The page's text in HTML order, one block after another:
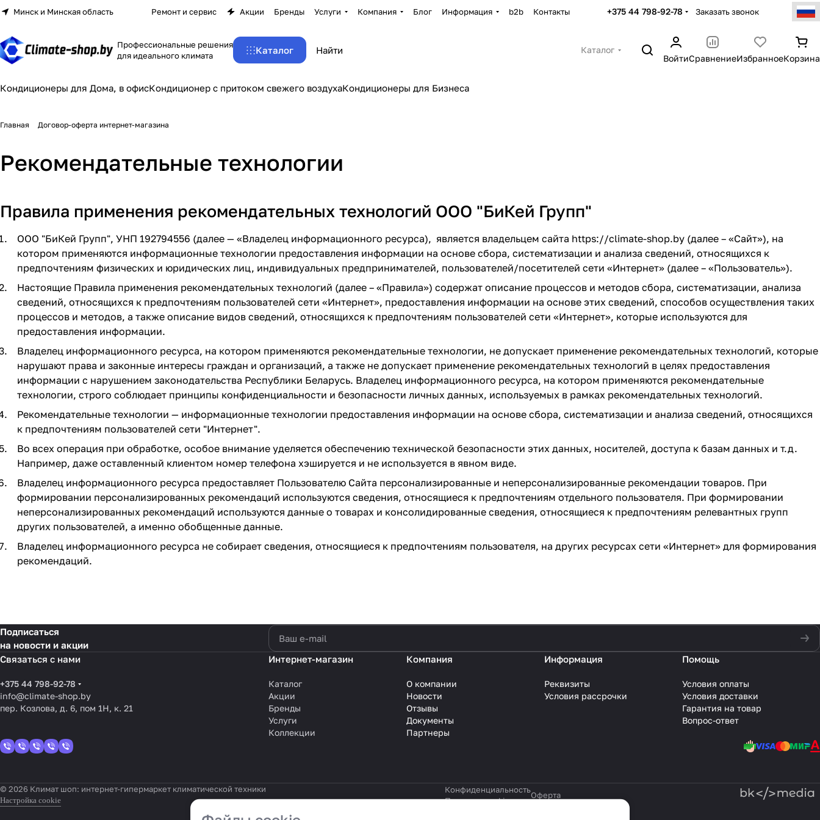
Минск и Минская область Ремонт и сервис Акции Бренды Услуги Компания Блог Информация b2b Контакты +375 44 798-92-78 Заказать звонок
Профессиональные решения
для идеального климата
Каталог
Каталог
ВойтиСравнениеИзбранноеКорзина
Кондиционеры для Дома, в офисКондиционер с притоком свежего воздухаКондиционеры для Бизнеса
Главная Договор-оферта интернет-магазина
Рекомендательные технологии
Правила применения рекомендательных технологий ООО "БиКей Групп"
ООО "БиКей Групп", УНП 192794556 (далее — «Владелец информационного ресурса), является владельцем сайта https://climate-shop.by (далее – «Сайт»), на
котором применяются информационные технологии предоставления информации на основе сбора, систематизации и анализа сведений, относящихся к
предпочтениям физических и юридических лиц, индивидуальных предпринимателей, пользователей/посетителей сети «Интернет» (далее – «Пользователь»).
Настоящие Правила применения рекомендательных технологий (далее – «Правила») содержат описание процессов и методов сбора, систематизации, анализа
сведений, относящихся к предпочтениям пользователей сети «Интернет», предоставления информации на основе этих сведений, способов осуществления таких
процессов и методов, а также описание видов сведений, относящихся к предпочтениям пользователей сети «Интернет», которые используются для
предоставления информации.
Владелец информационного ресурса, на котором применяются рекомендательные технологии, не допускает применение рекомендательных технологий, которые
нарушают права и законные интересы граждан и организаций, а также не допускает применение рекомендательных технологий в целях предоставления
информации с нарушением законодательства Республики Беларусь. Владелец информационного ресурса, на котором применяются рекомендательные
технологии, строго соблюдает принципы конфиденциальности и безопасности личных данных, используемых в рамках рекомендательных технологий.
Рекомендательные технологии — информационные технологии предоставления информации на основе сбора, систематизации и анализа сведений, относящихся
к предпочтениям пользователей сети "Интернет".
Во всех операция при обработке, особое внимание уделяется обеспечению технической безопасности этих данных, носителей, доступа к базам данных и т.д.
Например, даже оставленный клиентом номер телефона хэшируется и не используется в явном виде.
Владелец информационного ресурса предоставляет Пользователю Сайта персонализированные и неперсонализированные рекомендации товаров. При
формировании персонализированных рекомендаций используются сведения, относящиеся к предпочтениям отдельного пользователя. При формировании
неперсонализированных рекомендаций используются данные о товарах и консолидированные сведения, относящиеся к предпочтениям релевантных групп
других пользователей, а именно обобщенные данные.
Владелец информационного ресурса не собирает сведения, относящиеся к предпочтениям пользователя, на других ресурсах сети «Интернет» для формирования
рекомендаций.
Подписаться
на новости и акции
Связаться с нами
+375 44 798-92-78
info@climate-shop.by
пер. Козлова, д. 6, пом 1Н, к. 21
Интернет-магазин
Каталог
Акции
Бренды
Услуги
Коллекции
Компания
О компании
Новости
Отзывы
Документы
Партнеры
Информация
Реквизиты
Условия рассрочки
Помощь
Условия оплаты
Условия доставки
Гарантия на товар
Вопрос-ответ
© 2026 Климат шоп: интернет-гипермаркет климатической техники
Настройка cookie
Конфиденциальность
Политика cookie
Оферта